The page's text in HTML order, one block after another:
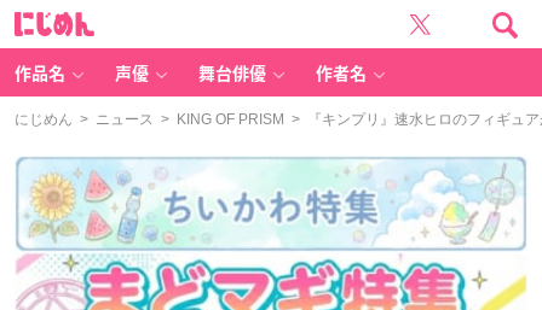
作品名 声優 舞台俳優 作者名
にじめん > ニュース > KING OF PRISM > 『キンプリ』速水ヒロのフィギュ